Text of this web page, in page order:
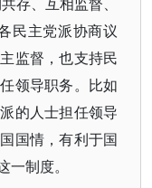
民主党派协商议
监督，也支持民
领导职务。比如
的人士担任领导
国情，有利于国
制度。